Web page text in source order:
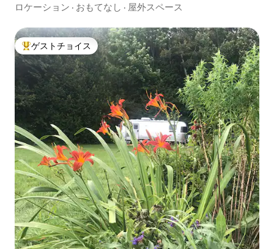
ロケーション · おもてなし · 屋外スペース
大好評のゲストチョイスです。
ゲストチョイス